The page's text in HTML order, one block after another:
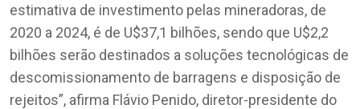
estimativa de investimento pelas mineradoras, de
2020 a 2024, é de U$37,1 bilhões, sendo que U$2,2
bilhões serão destinados a soluções tecnológicas de
descomissionamento de barragens e disposição de
rejeitos”, afirma Flávio Penido, diretor-presidente do